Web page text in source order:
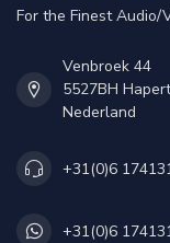
For the Finest Audio/
Venbroek 44
5527BH Hapert
Nederland
+31(0)6
+31(0)6